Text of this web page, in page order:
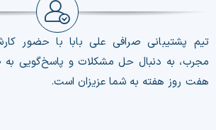
تیم پشتیبانی صرافی علی بابا با حضور
مجرب، به‌ دنبال حل مشکلات و پاسخ‌گویی به
هفت روز هفته به شما عزیزان است.